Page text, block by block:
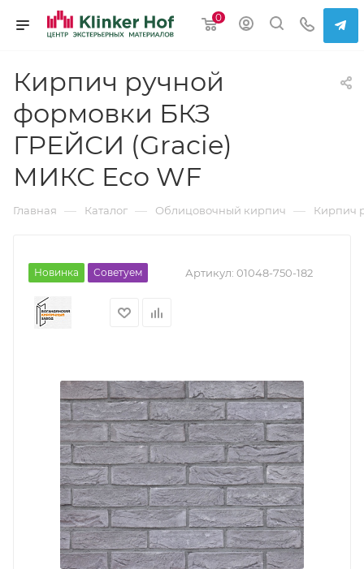
0
Кирпич ручной
формовки БКЗ
ГРЕЙСИ (Gracie)
МИКС Eco WF
Главная — Каталог — Облицовочный кирпич — Кирпич
Новинка Советуем Артикул: 01048-750-182